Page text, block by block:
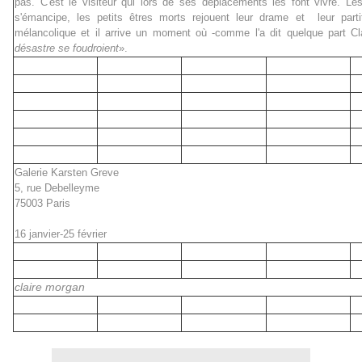
s'émancipe, les petits êtres morts rejouent leur drame et leur
mélancolique et il arrive un moment où -comme l'a dit quelque part
désastre se foudroient».
Galerie Karsten Greve
5, rue Debelleyme
75003 Paris
16 janvier-25 février
claire morgan